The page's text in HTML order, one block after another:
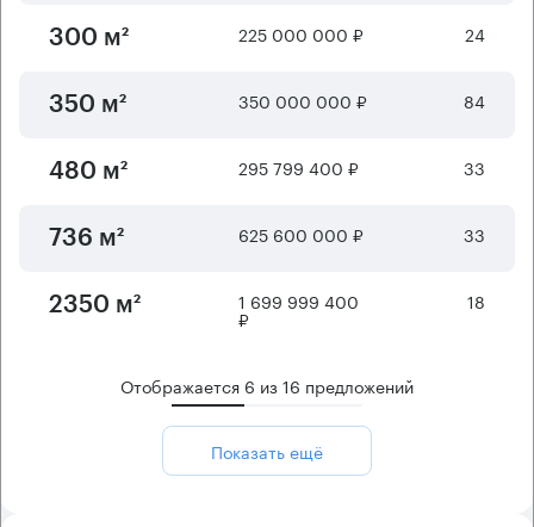
300 м² 225 000 000 ₽ 24
350 м² 350 000 000 ₽ 84
480 м² 295 799 400 ₽ 33
736 м² 625 600 000 ₽ 33
2350 м² 1 699 999 400
₽
18
Отображается 6 из16 предложений
Показать ещё